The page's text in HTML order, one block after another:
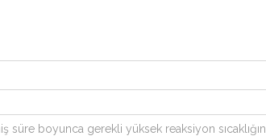
boyunca gerekli yüksek reaksiyon